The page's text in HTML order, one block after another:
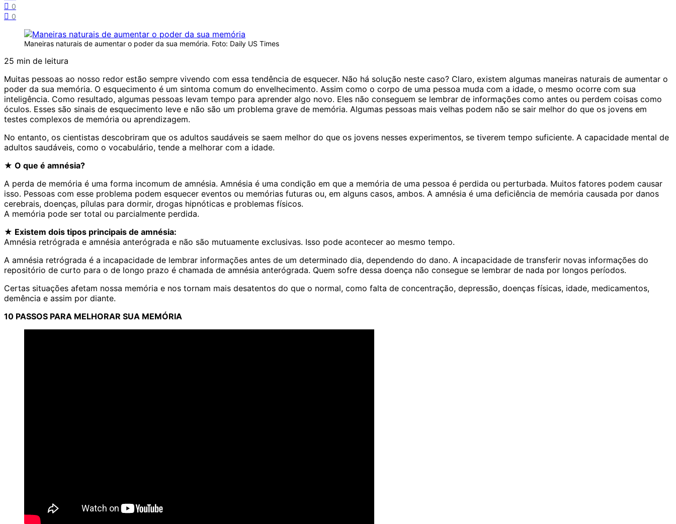
0
0
Maneiras naturais de aumentar o poder da sua memória. Foto: Daily US Times
25 min de leitura
Muitas pessoas ao nosso redor estão sempre vivendo com essa tendência de esquecer. Não há solução neste caso? Claro, existem algumas maneiras naturais de aumentar o
poder da sua memória. O esquecimento é um sintoma comum do envelhecimento. Assim como o corpo de uma pessoa muda com a idade, o mesmo ocorre com sua
inteligência. Como resultado, algumas pessoas levam tempo para aprender algo novo. Eles não conseguem se lembrar de informações como antes ou perdem coisas como
óculos. Esses são sinais de esquecimento leve e não são um problema grave de memória. Algumas pessoas mais velhas podem não se sair melhor do que os jovens em
testes complexos de memória ou aprendizagem.
No entanto, os cientistas descobriram que os adultos saudáveis se saem melhor do que os jovens nesses experimentos, se tiverem tempo suficiente. A capacidade mental de
adultos saudáveis, como o vocabulário, tende a melhorar com a idade.
★ O que é amnésia?
A perda de memória é uma forma incomum de amnésia. Amnésia é uma condição em que a memória de uma pessoa é perdida ou perturbada. Muitos fatores podem causar
isso. Pessoas com esse problema podem esquecer eventos ou memórias futuras ou, em alguns casos, ambos. A amnésia é uma deficiência de memória causada por danos
cerebrais, doenças, pílulas para dormir, drogas hipnóticas e problemas físicos.
A memória pode ser total ou parcialmente perdida.
★ Existem dois tipos principais de amnésia:
Amnésia retrógrada e amnésia anterógrada e não são mutuamente exclusivas. Isso pode acontecer ao mesmo tempo.
A amnésia retrógrada é a incapacidade de lembrar informações antes de um determinado dia, dependendo do dano. A incapacidade de transferir novas informações do
repositório de curto para o de longo prazo é chamada de amnésia anterógrada. Quem sofre dessa doença não consegue se lembrar de nada por longos períodos.
Certas situações afetam nossa memória e nos tornam mais desatentos do que o normal, como falta de concentração, depressão, doenças físicas, idade, medicamentos,
demência e assim por diante.
10 PASSOS PARA MELHORAR SUA MEMÓRIA